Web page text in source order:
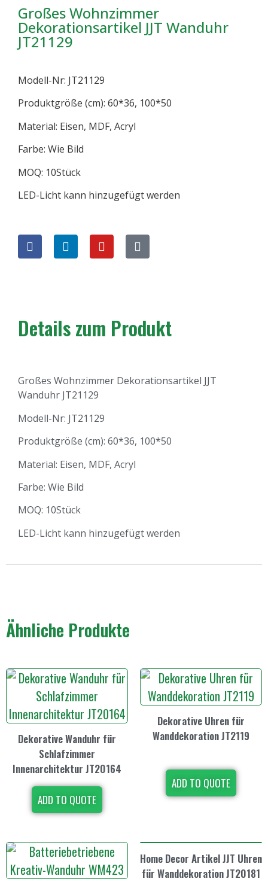
Großes Wohnzimmer
Dekorationsartikel JJT Wanduhr
JT21129
Modell-Nr: JT21129
Produktgröße (cm): 60*36, 100*50
Material: Eisen, MDF, Acryl
Farbe: Wie Bild
MOQ: 10Stück
LED-Licht kann hinzugefügt werden
Details zum Produkt
Großes Wohnzimmer Dekorationsartikel JJT
Wanduhr JT21129
Modell-Nr: JT21129
Produktgröße (cm): 60*36, 100*50
Material: Eisen, MDF, Acryl
Farbe: Wie Bild
MOQ: 10Stück
LED-Licht kann hinzugefügt werden
Ähnliche Produkte
Dekorative Wanduhr für
Schlafzimmer
Innenarchitektur JT20164
ADD TO QUOTE
Dekorative Uhren für
Wanddekoration JT2119
ADD TO QUOTE
Home Decor Artikel JJT Uhren
für Wanddekoration JT20181